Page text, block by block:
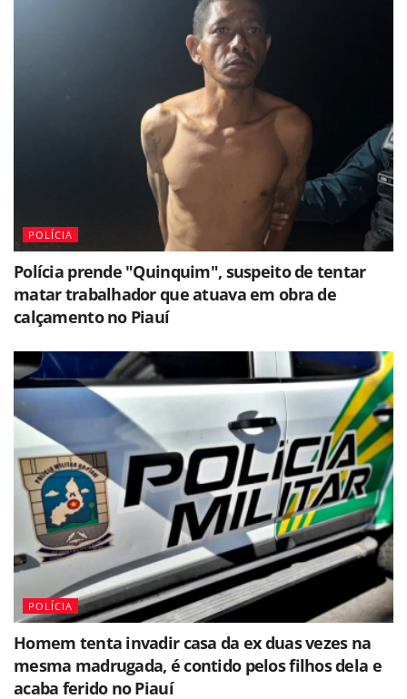
POLÍCIA
Polícia prende "Quinquim", suspeito de tentar
matar trabalhador que atuava em obra de
calçamento no Piauí
POLÍCIA
Homem tenta invadir casa da ex duas vezes na
mesma madrugada, é contido pelos filhos dela e
acaba ferido no Piauí